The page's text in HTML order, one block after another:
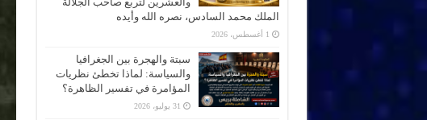
الملك محمد السادس، نصره الله وأيده
1 أغسطس، 2026
سبتة والهجرة بين الجغرافيا
والسياسة: لماذا تخطئ نظريات
المؤامرة في تفسير الظاهرة؟
31 يوليو، 2026